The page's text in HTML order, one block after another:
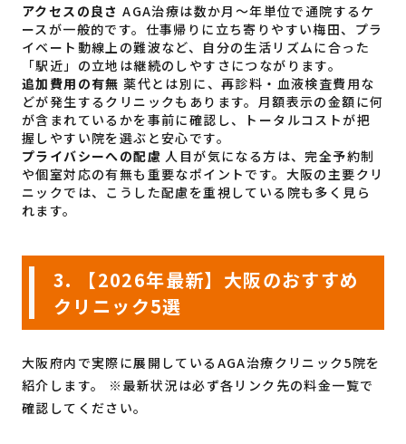
アクセスの良さ AGA治療は数か月〜年単位で通院するケ
ースが一般的です。仕事帰りに立ち寄りやすい梅田、プラ
イベート動線上の難波など、自分の生活リズムに合った
「駅近」の立地は継続のしやすさにつながります。
追加費用の有無 薬代とは別に、再診料・血液検査費用な
どが発生するクリニックもあります。月額表示の金額に何
が含まれているかを事前に確認し、トータルコストが把
握しやすい院を選ぶと安心です。
プライバシーへの配慮 人目が気になる方は、完全予約制
や個室対応の有無も重要なポイントです。大阪の主要クリ
ニックでは、こうした配慮を重視している院も多く見ら
れます。
3. 【2026年最新】大阪のおすすめ
クリニック5選
大阪府内で実際に展開しているAGA治療クリニック5院を
紹介します。 ※最新状況は必ず各リンク先の料金一覧で
確認してください。